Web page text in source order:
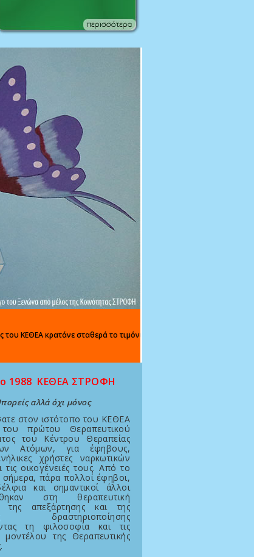
ΚΕΘΕΑ κρατάνε σταθερά το τιμόνι της απεξάρτησης σε μια πορεία
1988 ΚΕΘΕΑ ΣΤΡΟΦΗ
αλλά όχι μόνος
στον ιστότοπο του ΚΕΘΕΑ
πρώτου Θεραπευτικού
του Κέντρου Θεραπείας
Ατόμων, για έφηβους,
χρήστες ναρκωτικών
τις οικογένειές τους. Από το
σήμερα, πάρα πολλοί έφηβοι,
και σημαντικοί άλλοι
στη θεραπευτική
της απεξάρτησης και της
δραστηριοποίησης
τη φιλοσοφία και τις
της Θεραπευτικής